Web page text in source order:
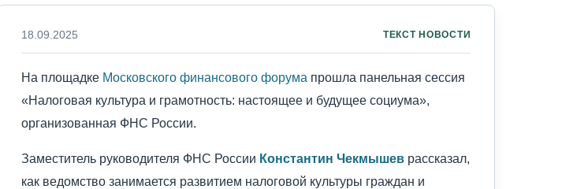
18.09.2025 ТЕКСТ НОВОСТИ
На площадке Московского финансового форума прошла панельная сессия
«Налоговая культура и грамотность: настоящее и будущее социума»,
организованная ФНС России.
Заместитель руководителя ФНС России Константин Чекмышеврассказал,
как ведомство занимается развитием налоговой культуры граждан и